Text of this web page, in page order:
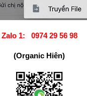
Zalo 1: 0974 29 56 98
(Organic Hiên)